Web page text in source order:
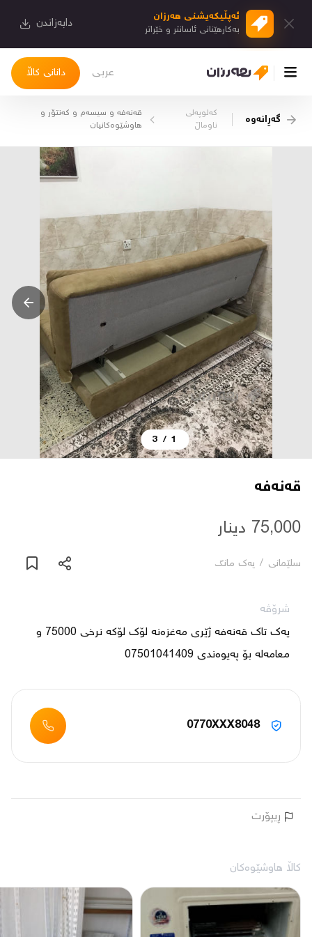
ئەپڵیكەیشنی هەرزان
بەكارهێنانی ئاسانتر و خێراتر دابەزاندن
دانانی کاڵا عربی
چوونەژوورەوە
دیاریکراوەکانم
دوا بینراوەکان
چات
دەربارە
پەیوەندی
یاساکان
گەڕانەوە
کەلوپەلی
ناوماڵ
قەنەفە و سیسەم و کەنتۆر و
هاوشێوەکانیان
1
/
3
قەنەفە
75,000 دینار
سلێمانی / یه‌ك مانگ
شرۆڤە
معامەلە بۆ پەیوەندی 07501041409
0770XXX8048
ڕیپۆرت
کاڵا هاوشێوەکان